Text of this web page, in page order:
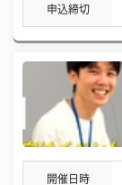
申込締切
開催日時